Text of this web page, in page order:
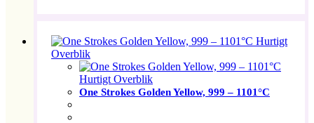
Hurtigt
Overblik
Hurtigt Overblik
One Strokes Golden Yellow, 999 – 1101°C